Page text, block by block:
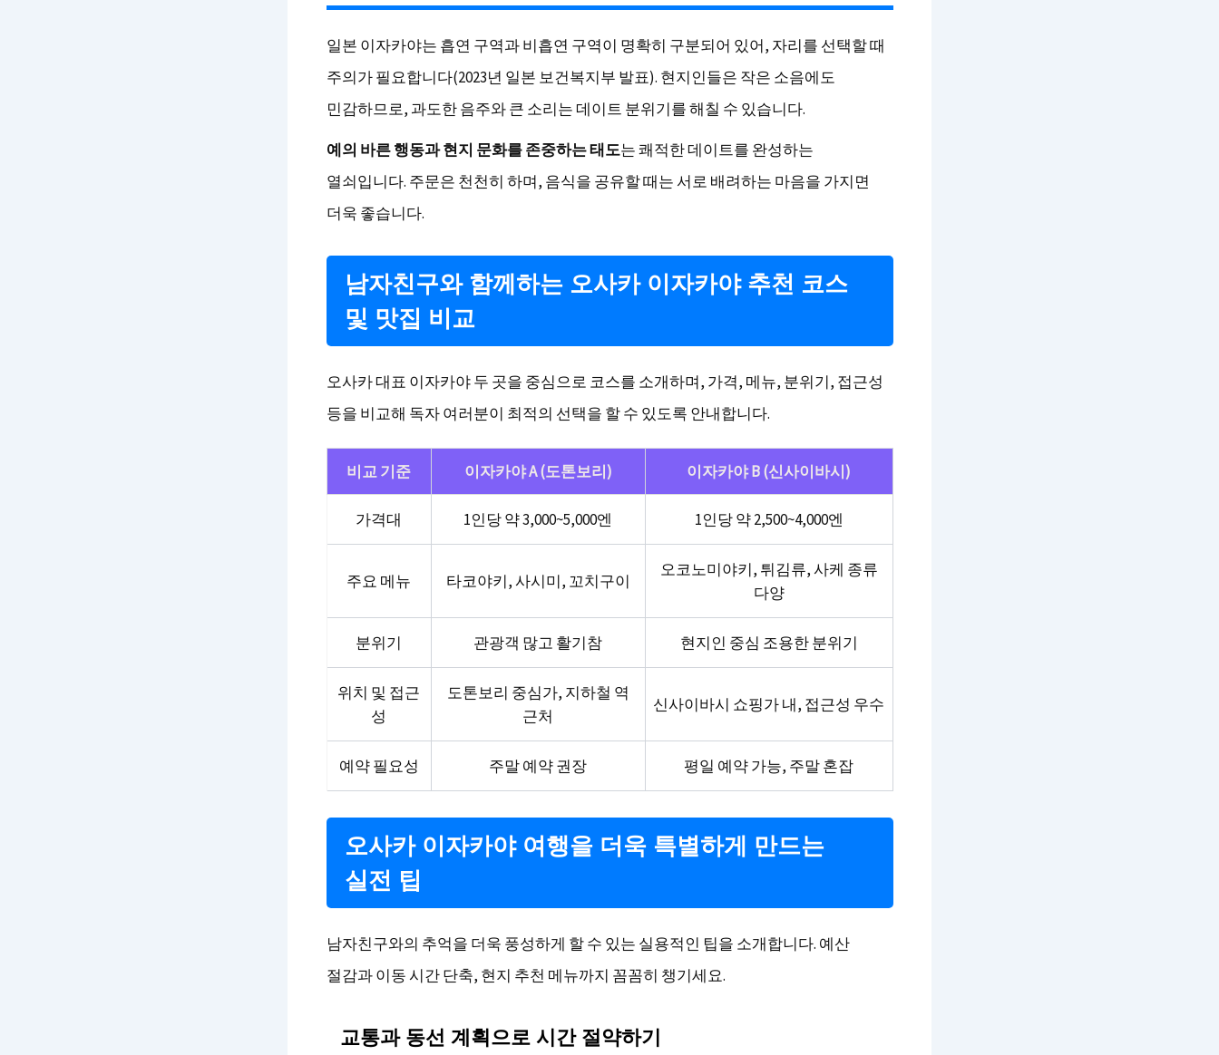
일본 이자카야는 흡연 구역과 비흡연 구역이 명확히 구분되어 있어, 자리를 선택할 때
주의가 필요합니다(2023년 일본 보건복지부 발표). 현지인들은 작은 소음에도
민감하므로, 과도한 음주와 큰 소리는 데이트 분위기를 해칠 수 있습니다.
예의 바른 행동과 현지 문화를 존중하는 태도는 쾌적한 데이트를 완성하는
열쇠입니다. 주문은 천천히 하며, 음식을 공유할 때는 서로 배려하는 마음을 가지면
더욱 좋습니다.
남자친구와 함께하는 오사카 이자카야 추천 코스
및 맛집 비교
오사카 대표 이자카야 두 곳을 중심으로 코스를 소개하며, 가격, 메뉴, 분위기, 접근성
등을 비교해 독자 여러분이 최적의 선택을 할 수 있도록 안내합니다.
비교 기준 이자카야 A (도톤보리) 이자카야 B (신사이바시)
가격대 1인당 약 3,000~5,000엔 1인당 약 2,500~4,000엔
주요 메뉴 타코야키, 사시미, 꼬치구이
오코노미야키, 튀김류, 사케 종류
다양
분위기 관광객 많고 활기참 현지인 중심 조용한 분위기
위치 및 접근
성
도톤보리 중심가, 지하철 역
근처
신사이바시 쇼핑가 내, 접근성 우수
예약 필요성 주말 예약 권장 평일 예약 가능, 주말 혼잡
오사카 이자카야 여행을 더욱 특별하게 만드는
실전 팁
남자친구와의 추억을 더욱 풍성하게 할 수 있는 실용적인 팁을 소개합니다. 예산
절감과 이동 시간 단축, 현지 추천 메뉴까지 꼼꼼히 챙기세요.
교통과 동선 계획으로 시간 절약하기